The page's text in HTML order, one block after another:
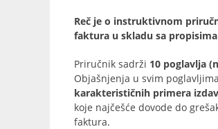
Reč je o instruktivnom
faktura u skladu sa
Priručnik sadrži 10 poglavlja
Objašnjenja u svim
karakterističnih primera
koje najčešće dovode do
faktura.